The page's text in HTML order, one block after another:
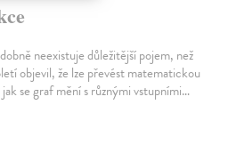
neexistuje důležitější pojem, než
objevil, že lze převést matematickou
se graf mění s různými vstupními…